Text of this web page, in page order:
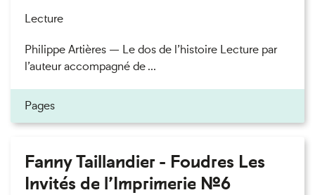
Lecture
Philippe Artières — Le dos de l’histoire Lecture par
l’auteur accompagné de ...
Pages
Fanny Taillandier - Foudres Les
Invités de l’Imprimerie n°6